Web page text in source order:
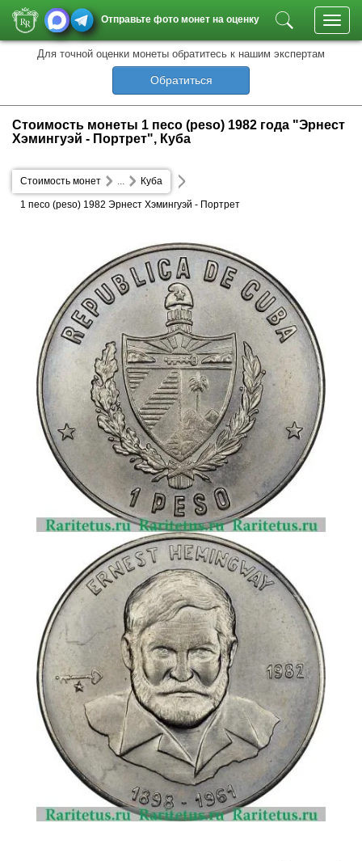
Отправьте фото монет на оценку
Для точной оценки монеты обратитесь к нашим экспертам
Обратиться
Стоимость монеты 1 песо (peso) 1982 года "Эрнест
Хэмингуэй - Портрет", Куба
Стоимость монет Куба
...
1 песо (peso) 1982 Эрнест Хэмингуэй - Портрет